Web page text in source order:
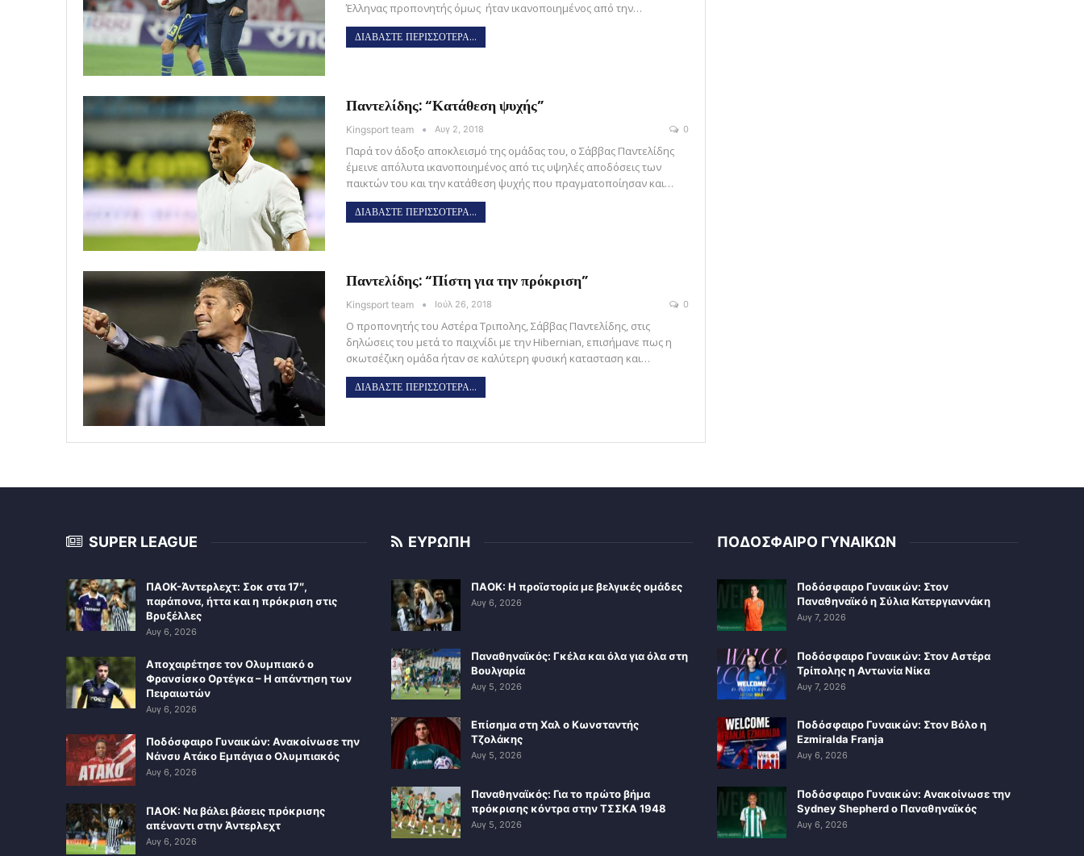
Έλληνας προπονητής όμως ήταν ικανοποιημένος από την…
ΔΙΑΒΑΣΤΕ ΠΕΡΙΣΣΟΤΕΡΑ...
Παντελίδης: “Κατάθεση ψυχής”
Kingsport team Αυγ 2, 2018 0
Παρά τον άδοξο αποκλεισμό της ομάδας του, ο Σάββας Παντελίδης
έμεινε απόλυτα ικανοποιημένος από τις υψηλές αποδόσεις των
παικτών του και την κατάθεση ψυχής που πραγματοποίησαν και…
ΔΙΑΒΑΣΤΕ ΠΕΡΙΣΣΟΤΕΡΑ...
Παντελίδης: “Πίστη για την πρόκριση”
Kingsport team Ιούλ 26, 2018 0
Ο προπονητής του Αστέρα Τριπολης, Σάββας Παντελίδης, στις
δηλώσεις του μετά το παιχνίδι με την Hibernian, επισήμανε πως η
σκωτσέζικη ομάδα ήταν σε καλύτερη φυσική κατασταση και…
ΔΙΑΒΑΣΤΕ ΠΕΡΙΣΣΟΤΕΡΑ...
SUPER LEAGUE
ΠΑΟΚ-Άντερλεχτ: Σοκ στα 17″,
παράπονα, ήττα και η πρόκριση στις
Βρυξέλλες
Αυγ 6, 2026
Αποχαιρέτησε τον Ολυμπιακό ο
Φρανσίσκο Ορτέγκα – Η απάντηση των
Πειραιωτών
Αυγ 6, 2026
Ποδόσφαιρο Γυναικών: Ανακοίνωσε την
Νάνσυ Ατάκο Εμπάγια ο Ολυμπιακός
Αυγ 6, 2026
ΠΑΟΚ: Να βάλει βάσεις πρόκρισης
απέναντι στην Άντερλεχτ
Αυγ 6, 2026
ΕΥΡΩΠΗ
ΠΑΟΚ: Η προϊστορία με βελγικές ομάδες
Αυγ 6, 2026
Παναθηναϊκός: Γκέλα και όλα για όλα στη
Βουλγαρία
Αυγ 5, 2026
Επίσημα στη Χαλ ο Κωνσταντής
Τζολάκης
Αυγ 5, 2026
Παναθηναϊκός: Για το πρώτο βήμα
πρόκρισης κόντρα στην ΤΣΣΚΑ 1948
Αυγ 5, 2026
ΠΟΔΟΣΦΑΙΡΟ ΓΥΝΑΙΚΩΝ
Ποδόσφαιρο Γυναικών: Στον
Παναθηναϊκό η Σύλια Κατεργιαννάκη
Αυγ 7, 2026
Ποδόσφαιρο Γυναικών: Στον Αστέρα
Τρίπολης η Αντωνία Νίκα
Αυγ 7, 2026
Ποδόσφαιρο Γυναικών: Στον Βόλο η
Ezmiralda Franja
Αυγ 6, 2026
Ποδόσφαιρο Γυναικών: Ανακοίνωσε την
Sydney Shepherd ο Παναθηναϊκός
Αυγ 6, 2026